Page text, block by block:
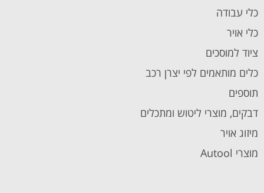
כלי עבודה
כלי אויר
ציוד למוסכים
כלים מותאמים לפי יצרן רכב
תוספים
דבקים, מוצרי ליטוש ומתכלים
מיזוג אויר
מוצרי Autool